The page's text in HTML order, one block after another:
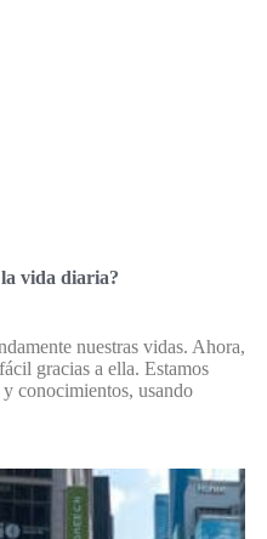
vida diaria?
nuestras vidas. Ahora,
gracias a ella. Estamos
conocimientos, usando